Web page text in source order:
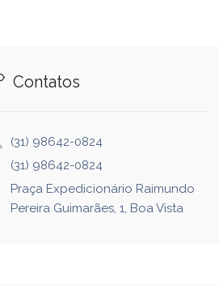
Contatos
(31) 98642-0824
(31) 98642-0824
Praça Expedicionário Raimundo
Pereira Guimarães, 1, Boa Vista